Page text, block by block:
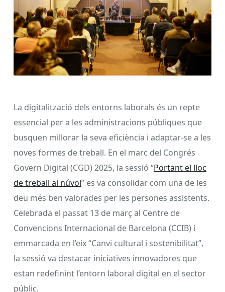
La digitalització dels entorns laborals és un repte
essencial per a les administracions públiques que
busquen millorar la seva eficiència i adaptar-se a les
noves formes de treball. En el marc del Congrés
Govern Digital (CGD) 2025, la sessió “Portant el lloc
de treball al núvol” es va consolidar com una de les
deu més ben valorades per les persones assistents.
Celebrada el passat 13 de març al Centre de
Convencions Internacional de Barcelona (CCIB) i
emmarcada en l’eix “Canvi cultural i sostenibilitat”,
la sessió va destacar iniciatives innovadores que
estan redefinint l’entorn laboral digital en el sector
públic.